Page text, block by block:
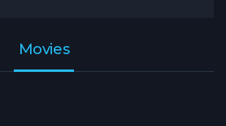
Movies